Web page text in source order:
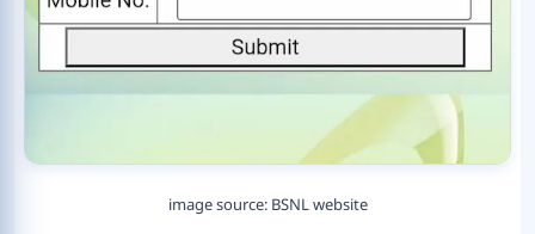
image source: BSNL website